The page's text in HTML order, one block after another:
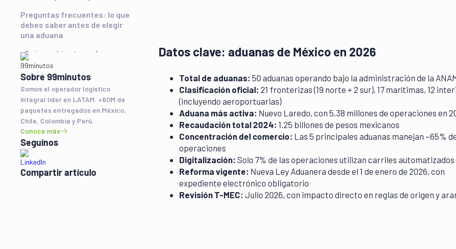
Preguntas frecuentes: lo que
debes saber antes de elegir
una aduana
¿Qué cambios traen las
aduanas de México en 2026?
Directorio completo: las 50
aduanas de México
Conclusión: convertir la
complejidad aduanera en
ventaja estratégica
Sobre 99minutos
Somos el operador logístico
integral líder en LATAM. +60M de
paquetes entregados en México,
Chile, Colombia y Perú.
Conoce más
Seguínos
Compartir artículo
Datos clave: aduanas de México en 2026
Total de aduanas: 50 aduanas operando bajo la administración de la
Clasificación oficial: 21 fronterizas (19 norte + 2 sur), 17 marítimas, 12
(incluyendo aeroportuarias)
Aduana más activa: Nuevo Laredo, con 5.38 millones de operaciones en
Recaudación total 2024: 1.25 billones de pesos mexicanos
Concentración del comercio: Las 5 principales aduanas manejan ~65%
operaciones
Digitalización: Solo 7% de las operaciones utilizan carriles automatizados
Reforma vigente: Nueva Ley Aduanera desde el 1 de enero de 2026, con
expediente electrónico obligatorio
Revisión T-MEC: Julio 2026, con impacto directo en reglas de origen y